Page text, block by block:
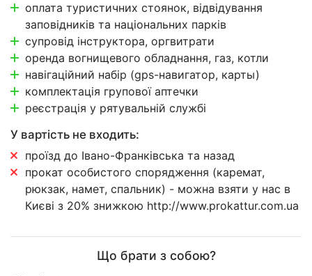
оплата туристичних стоянок, відвідування
заповідників та національних парків
супровід інструктора, оргвитрати
оренда вогнищевого обладнання, газ, котли
навігаційний набір (gps-навигатор, карты)
комплектація групової аптечки
реєстрація у рятувальній службі
У вартість не входить:
проїзд до Івано-Франківська та назад
прокат особистого спорядження (каремат,
рюкзак, намет, спальник) - можна взяти у нас в
Києві з 20% знижкою http://www.prokattur.com.ua
Що брати з собою?